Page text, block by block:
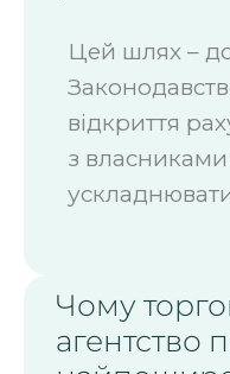
Цей шлях –
відкриття
з
Чому
агентство